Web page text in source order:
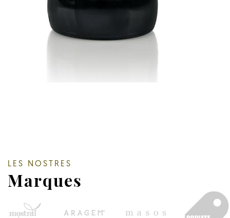
LES NOSTRES
Marques